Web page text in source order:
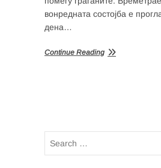
вонредната состојба е
дена…
Continue Reading